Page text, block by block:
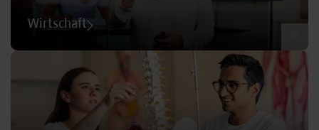
Wirtschaft